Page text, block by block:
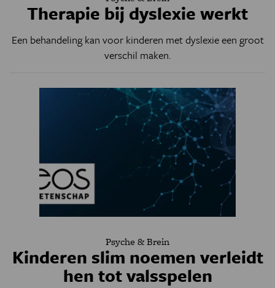
Therapie bij dyslexie werkt
Een behandeling kan voor kinderen met dyslexie een groot
verschil maken.
Psyche & Brein
Kinderen slim noemen verleidt
hen tot valsspelen